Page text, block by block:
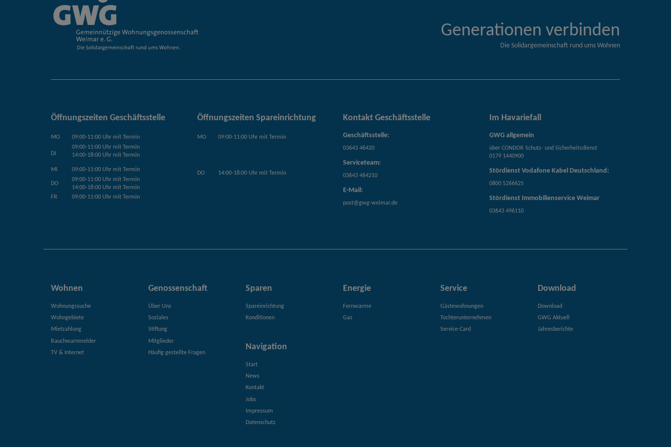
Generationen verbinden
Die Solidargemeinschaft rund ums Wohnen
Öffnungszeiten Geschäftsstelle
MO 09:00-11:00 Uhr mit Termin
DI
09:00-11:00 Uhr mit Termin
14:00-18:00 Uhr mit Termin
MI 09:00-11:00 Uhr mit Termin
DO
09:00-11:00 Uhr mit Termin
14:00-18:00 Uhr mit Termin
FR
09:00-11:00 Uhr mit Termin
Öffnungszeiten Spareinrichtung
MO 09:00-11:00 Uhr mit Termin
DO 14:00-18:00 Uhr mit Termin
Kontakt Geschäftsstelle
Geschäftsstelle:
03643 46420
Serviceteam:
03643 464210
E-Mail:
post@gwg-weimar.de
Im Havariefall
GWG allgemein
über CONDOR Schutz- und Sicherheitsdienst
0179 1440900
Stördienst Vodafone Kabel Deutschland:
0800 5266625
Stördienst Immobilienservice Weimar
03643 496110
Wohnen
Wohnungssuche
Wohngebiete
Mietzahlung
Rauchwarnmelder
TV & Internet
Genossenschaft
Über Uns
Soziales
Stiftung
Mitglieder
Häufig gestellte Fragen
Sparen
Spareinrichtung
Konditionen
Energie
Fernwärme
Gas
Service
Gästewohnungen
Tochterunternehmen
Service-Card
Download
Download
GWG Aktuell
Jahresberichte
Navigation
Start
News
Kontakt
Jobs
Impressum
Datenschutz